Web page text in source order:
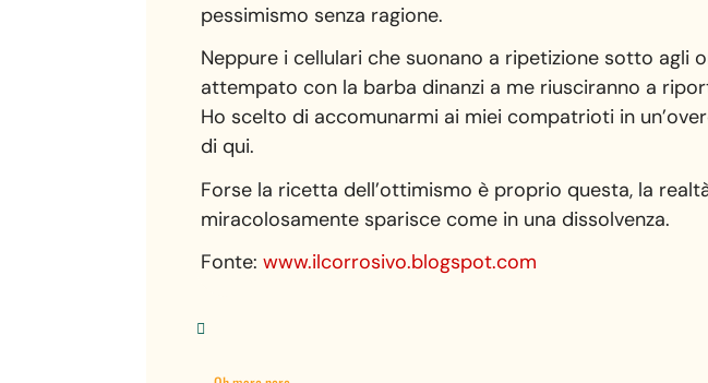
pessimismo senza ragione.
Neppure i cellulari che suonano a ripetizione sotto agli
attempato con la barba dinanzi a me riusciranno a
Ho scelto di accomunarmi ai miei compatrioti in
di qui.
Forse la ricetta dell’ottimismo è proprio questa, la
miracolosamente sparisce come in una dissolvenza.
Fonte:www.ilcorrosivo.blogspot.com
